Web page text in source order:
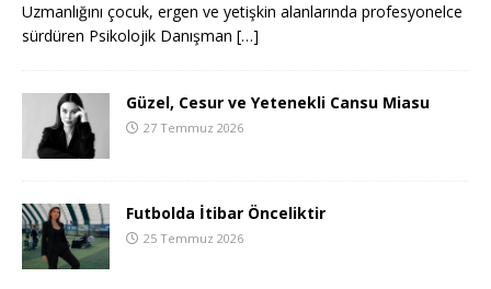
Uzmanlığını çocuk, ergen ve yetişkin alanlarında profesyonelce
sürdüren Psikolojik Danışman […]
Güzel, Cesur ve Yetenekli Cansu Miasu
27 Temmuz 2026
Futbolda İtibar Önceliktir
25 Temmuz 2026